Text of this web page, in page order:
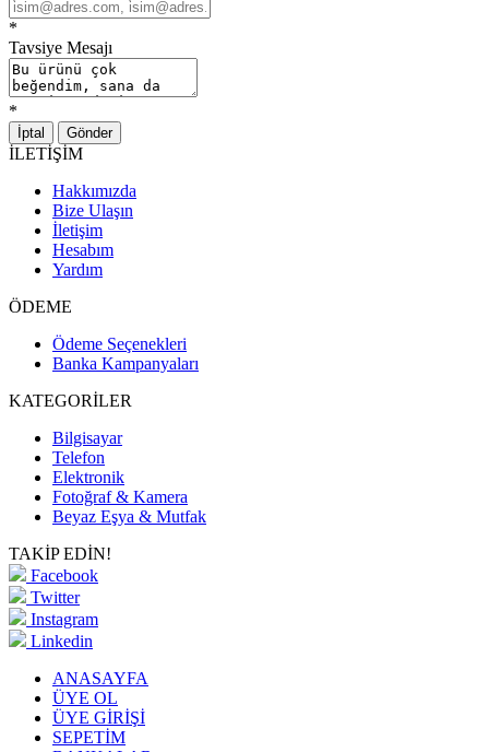
*
Tavsiye Mesajı
*
İptal Gönder
İLETİŞİM
Hakkımızda
Bize Ulaşın
İletişim
Hesabım
Yardım
ÖDEME
Ödeme Seçenekleri
Banka Kampanyaları
KATEGORİLER
Bilgisayar
Telefon
Elektronik
Fotoğraf & Kamera
Beyaz Eşya & Mutfak
TAKİP EDİN!
Facebook
Twitter
Instagram
Linkedin
ANASAYFA
ÜYE OL
ÜYE GİRİŞİ
SEPETİM